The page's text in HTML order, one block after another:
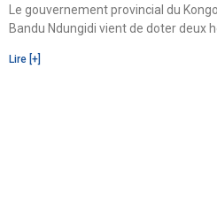
Le gouvernement provincial du
Bandu Ndungidi vient de doter deux
Lire [+]